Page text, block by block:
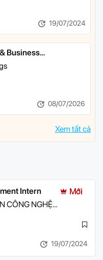
19/07/2024
Business
08/07/2026
Xem tất cả
Intern
Mới
CÔNG NGHỆ
19/07/2024